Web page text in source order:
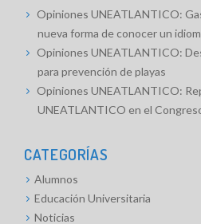
Opiniones UNEATLANTICO:
nueva forma de conocer un
Opiniones UNEATLANTICO:
para prevención de playas
Opiniones UNEATLANTICO:
UNEATLANTICO en el
CATEGORÍAS
Alumnos
Educación Universitaria
Noticias